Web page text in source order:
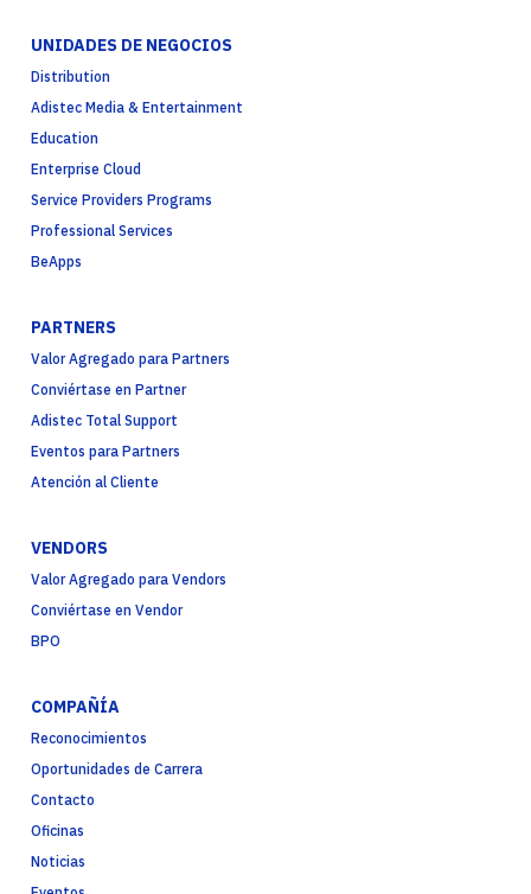
UNIDADES DE NEGOCIOS
Distribution
Adistec Media & Entertainment
Education
Enterprise Cloud
Service Providers Programs
Professional Services
BeApps
PARTNERS
Valor Agregado para Partners
Conviértase en Partner
Adistec Total Support
Eventos para Partners
Atención al Cliente
VENDORS
Valor Agregado para Vendors
Conviértase en Vendor
BPO
COMPAÑÍA
Reconocimientos
Oportunidades de Carrera
Contacto
Oficinas
Noticias